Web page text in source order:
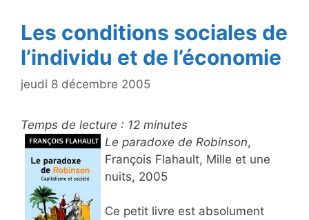
k
Les conditions sociales de
l’individu et de l’économie
jeudi 8 décembre 2005
Temps de lecture : 12 minutes
Le paradoxe de Robinson,
François Flahault, Mille et une
nuits, 2005
Ce petit livre est absolument